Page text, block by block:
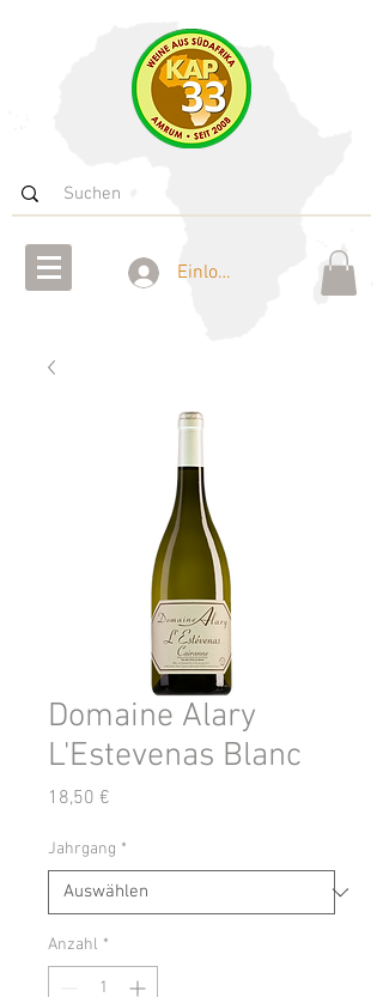
Einloggen
Domaine Alary
L'Estevenas Blanc
18,50 €
Jahrgang *
Anzahl *